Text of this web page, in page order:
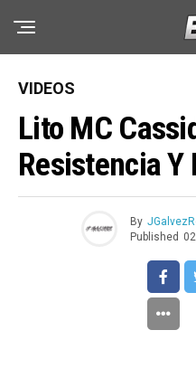
VIDEOS
Lito MC
Resistencia Y
By
Published